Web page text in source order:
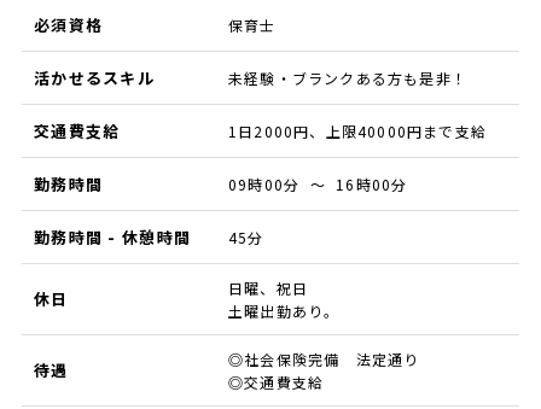
必須資格 保育士
活かせるスキル 未経験・ブランクある方も是非！
交通費支給 1日2000円、上限40000円まで支給
勤務時間 09時00分 ～ 16時00分
勤務時間 - 休憩時間 45分
休日
日曜、祝日
土曜出勤あり。
待遇
◎社会保険完備 法定通り
◎交通費支給